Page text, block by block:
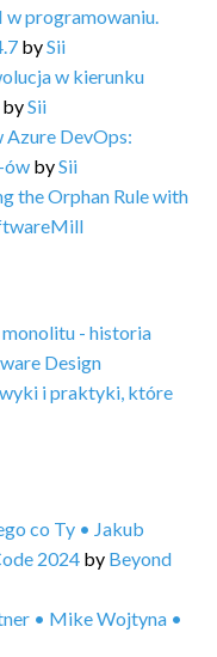
programowaniu.
bySii
w kierunku
bySii
Azure DevOps:
ów bySii
the Orphan Rule with
- historia
Design
i praktyki, które
co Ty • Jakub
2024 by Beyond
• Mike Wojtyna •